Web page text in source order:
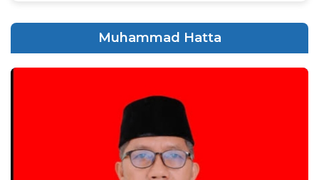
Muhammad Hatta